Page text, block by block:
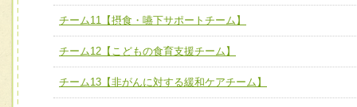
チーム10【包括的リハビリテーションコンサルテーション
ーム】
チーム11【摂食・嚥下サポートチーム】
チーム12【こどもの食育支援チーム】
チーム11【摂食・嚥下サポートチーム】
チーム12【こどもの食育支援チーム】
チーム13【非がんに対する緩和ケアチーム】